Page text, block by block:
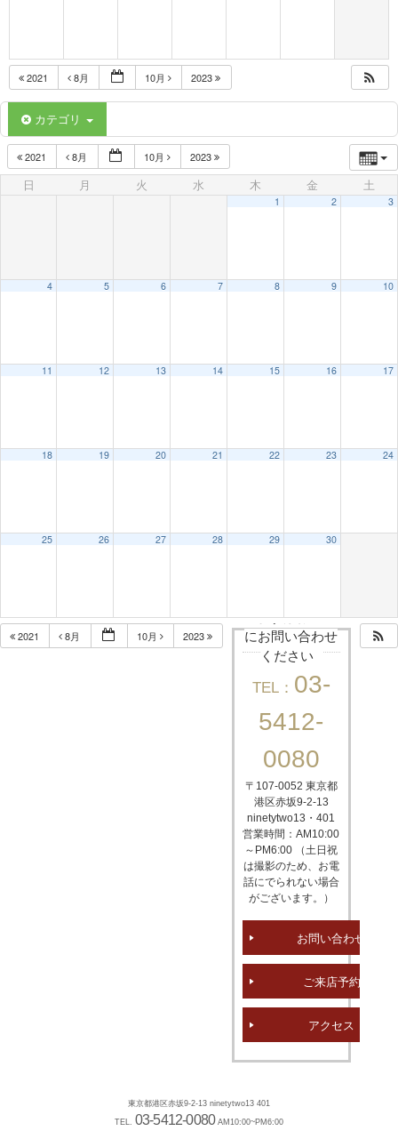
2021 8月 10月 2023
カテゴリ
2021 8月 10月 2023
日 月 火 水 木 金 土
1 2 3
4 5 6 7 8 9 10
11 12 13 14 15 16 17
18 19 20 21 22 23 24
25 26 27 28 29 30
2021 8月 10月 2023
まずはお気軽
にお問い合わせ
ください
TEL： 03-
5412-
0080
〒107-0052 東京都
港区赤坂9-2-13
ninetytwo13・401
営業時間：AM10:00
～PM6:00 （土日祝
は撮影のため、お電
話にでられない場合
がございます。）
お問い合わせ
ご来店予約
アクセス
東京都港区赤坂9-2-13 ninetytwo13 401
TEL. 03-5412-0080 AM10:00~PM6:00